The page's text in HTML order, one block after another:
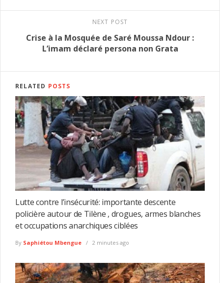
NEXT POST
Crise à la Mosquée de Saré Moussa Ndour :
L’imam déclaré persona non Grata
RELATED POSTS
Lutte contre l’insécurité: importante descente
policière autour de Tilène , drogues, armes blanches
et occupations anarchiques ciblées
By Saphiétou Mbengue 2 minutes ago